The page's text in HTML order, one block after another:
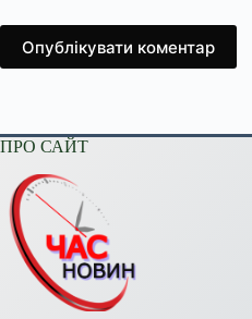
Опублікувати коментар
ПРО САЙТ